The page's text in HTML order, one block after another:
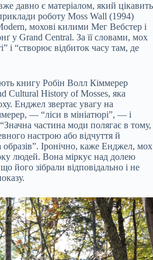
давно є матеріалом, який цікавить
роботу Moss Wall (1994)
мохові килими Мег Вебстер і
у Grand Central. За її словами, мох
і “створює відбиток часу там, де
книгу Робін Волл Кіммерер
Cultural History of Mosses, яка
Енджел звертає увагу на
— “ліси в мініатюрі”, — і
частина моди полягає в тому,
настрою або відчуття й
образів”. Іронічно, каже Енджел, мох
людей. Вона міркує над долею
його зібрали відповідально і не